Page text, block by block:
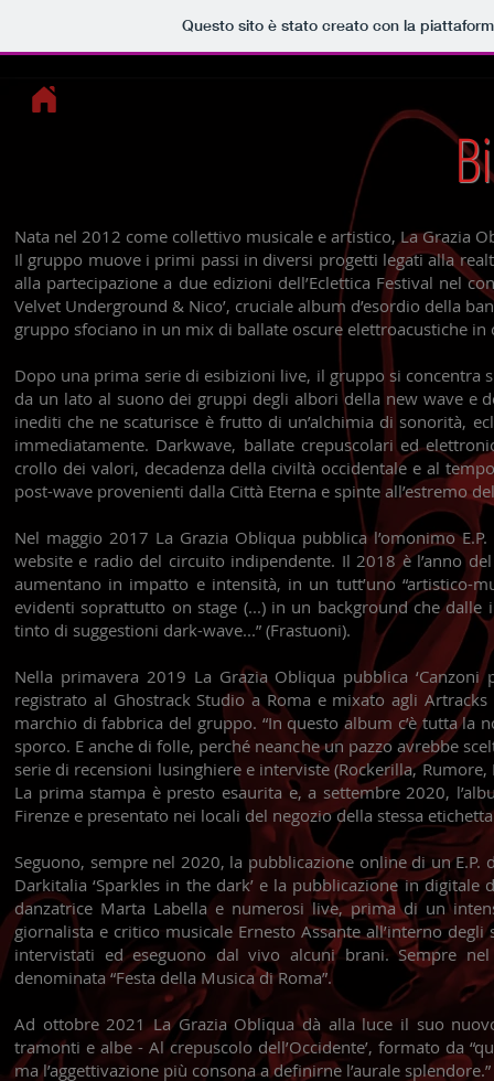
Questo sito è stato creato con la
Nata nel 2012 come collettivo musicale e artistico, La Grazia
Il gruppo muove i primi passi in diversi progetti legati alla
alla partecipazione a due edizioni dell’Eclettica Festival nel
Velvet Underground & Nico’, cruciale album d’esordio della
gruppo sfociano in un mix di ballate oscure elettroacustiche
Dopo una prima serie di esibizioni live, il gruppo si
da un lato al suono dei gruppi degli albori della new wave e
inediti che ne scaturisce è frutto di un’alchimia di sonorità,
immediatamente. Darkwave, ballate crepuscolari ed
crollo dei valori, decadenza della civiltà occidentale e al
post-wave provenienti dalla Città Eterna e spinte all’estremo
Nel maggio 2017 La Grazia Obliqua pubblica l’omonimo
website e radio del circuito indipendente. Il 2018 è l’anno
aumentano in impatto e intensità, in un tutt’uno “artistico-
evidenti soprattutto on stage (...) in un background che
tinto di suggestioni dark-wave...” (Frastuoni).
Nella primavera 2019 La Grazia Obliqua pubblica
registrato al Ghostrack Studio a Roma e mixato agli
marchio di fabbrica del gruppo. “In questo album c’è tutta
sporco. E anche di folle, perché neanche un pazzo avrebbe
serie di recensioni lusinghiere e interviste (Rockerilla,
La prima stampa è presto esaurita e, a settembre 2020,
Firenze e presentato nei locali del negozio della stessa
Seguono, sempre nel 2020, la pubblicazione online di un
Darkitalia ‘Sparkles in the dark’ e la pubblicazione in digitale
danzatrice Marta Labella e numerosi live, prima di un
giornalista e critico musicale Ernesto Assante all’interno
intervistati ed eseguono dal vivo alcuni brani. Sempre
denominata “Festa della Musica di Roma”.
Ad ottobre 2021 La Grazia Obliqua dà alla luce il suo
tramonti e albe - Al crepuscolo dell’Occidente’, formato da
ma l’aggettivazione più consona a definirne l’aurale